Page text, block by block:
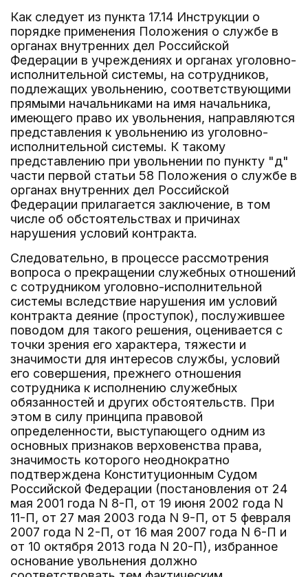
Как следует из пункта 17.14 Инструкции о
порядке применения Положения о службе в
органах внутренних дел Российской
Федерации в учреждениях и органах уголовно-
исполнительной системы, на сотрудников,
подлежащих увольнению, соответствующими
прямыми начальниками на имя начальника,
имеющего право их увольнения, направляются
представления к увольнению из уголовно-
исполнительной системы. К такому
представлению при увольнении по пункту "д"
части первой статьи 58 Положения о службе в
органах внутренних дел Российской
Федерации прилагается заключение, в том
числе об обстоятельствах и причинах
нарушения условий контракта.
Следовательно, в процессе рассмотрения
вопроса о прекращении служебных отношений
с сотрудником уголовно-исполнительной
системы вследствие нарушения им условий
контракта деяние (проступок), послужившее
поводом для такого решения, оценивается с
точки зрения его характера, тяжести и
значимости для интересов службы, условий
его совершения, прежнего отношения
сотрудника к исполнению служебных
обязанностей и других обстоятельств. При
этом в силу принципа правовой
определенности, выступающего одним из
основных признаков верховенства права,
значимость которого неоднократно
подтверждена Конституционным Судом
Российской Федерации (постановления от 24
мая 2001 года N 8-П, от 19 июня 2002 года N
11-П, от 27 мая 2003 года N 9-П, от 5 февраля
2007 года N 2-П, от 16 мая 2007 года N 6-П и
от 10 октября 2013 года N 20-П), избранное
основание увольнения должно